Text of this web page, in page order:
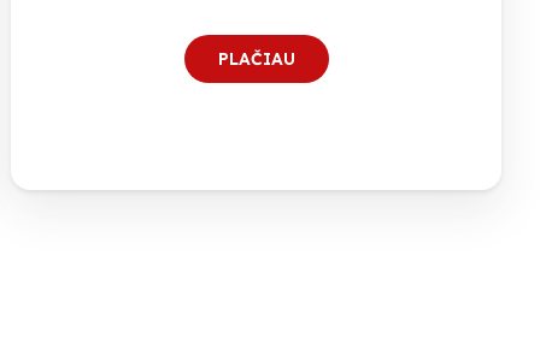
PLAČIAU